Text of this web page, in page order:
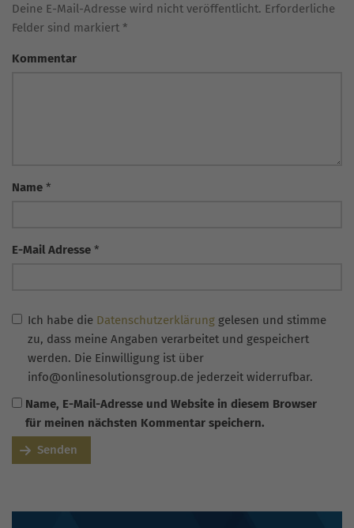
Deine E-Mail-Adresse wird nicht veröffentlicht. Erforderliche
Felder sind markiert *
Kommentar
Name *
E-Mail Adresse *
Ich habe die Datenschutzerklärung gelesen und stimme
zu, dass meine Angaben verarbeitet und gespeichert
werden. Die Einwilligung ist über
info@onlinesolutionsgroup.de jederzeit widerrufbar.
Name, E-Mail-Adresse und Website in diesem Browser
für meinen nächsten Kommentar speichern.
Senden